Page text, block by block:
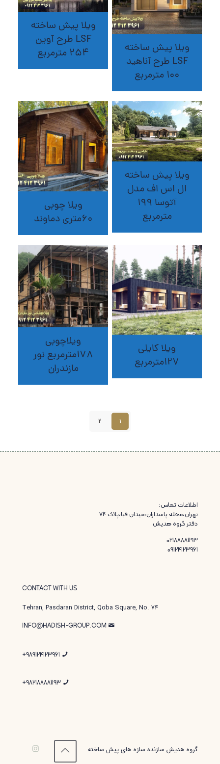
ویلا پیش ساخته
LSF طرح آناهید
100 مترمربع
ویلا پیش ساخته
LSF طرح آوین
254 مترمربع
ویلا پیش ساخته
ال اس اف مدل
آتوسا 199
مترمربع
ویلا چوبی
60متری دماوند
ویلا کایلی
127مترمربع
ویلاچوبی
178مترمربع نور
مازندران
1
2
اطلاعات تماس:
تهران،محله پاسداران،میدان قبا،پلاک ۷۴
دفتر گروه هدیش
02188881193
09124123961
CONTACT WITH US
Tehran, Pasdaran District, Qoba Square, No. 74
گروه هدیش سازنده سازه های پیش ساخته